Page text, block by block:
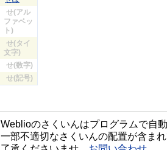
せ(アル
ファベッ
ト)
せ(タイ
文字)
せ(数字)
せ(記号)
Weblioのさくいんはプログラムで自
一部不適切なさくいんの配置が含ま